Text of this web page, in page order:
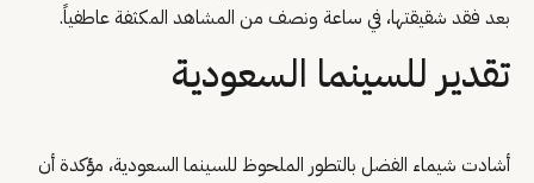
بعد فقد شقيقتها، في ساعة ونصف من المشاهد المكثفة عاطفياً.
تقدير للسينما السعودية
أشادت شيماء الفضل بالتطور الملحوظ للسينما السعودية، مؤكدة أن